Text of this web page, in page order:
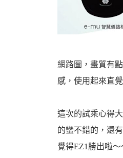
網路圖，畫質有
感，使用起來直
這次的試乘心得
的蠻不錯的，還
覺得EZ1勝出啦～